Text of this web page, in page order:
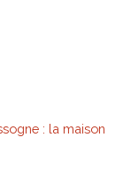
: la maison